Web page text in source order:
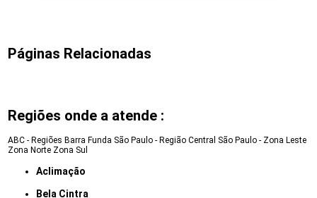
Páginas Relacionadas
Regiões onde a atende :
ABC - Regiões Barra Funda São Paulo - Região Central São Paulo - Zona Leste
Zona Norte Zona Sul
Aclimação
Bela Cintra